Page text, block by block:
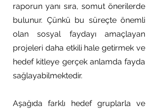
raporun yanı sıra, somut önerilerde
bulunur. Çünkü bu süreçte önemli
olan sosyal faydayı amaçlayan
projeleri daha etkili hale getirmek ve
hedef kitleye gerçek anlamda fayda
sağlayabilmektedir.
Aşağıda farklı hedef gruplarla ve